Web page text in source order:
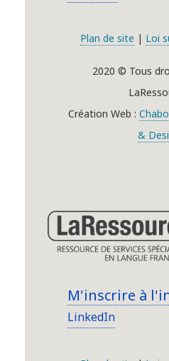
Plan de site | Loi
2020 © Tous
Création Web :
&
M'inscrire à
LinkedIn